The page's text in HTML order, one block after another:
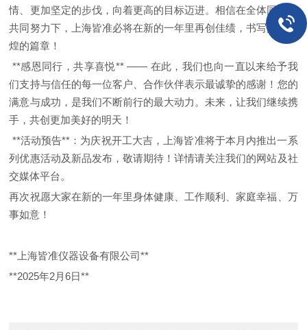
情、更加坚定的步伐，向着更高的目标迈进。相信在全体同仁的
共同努力下，上海皆准必将在新的一年里再创佳绩，书写更加辉
煌的篇章！
**感恩同行，共享喜悦** —— 在此，我们也向一直以来给予我
们支持与信任的每一位客户、合作伙伴表示最诚挚的感谢！您的
满意与成功，是我们不断前行的最大动力。未来，让我们继续携
手，共创更加美好的明天！
**活动预告** ：为庆祝开工大吉，上海皆准将于本月内推出一系
列优惠活动及新品发布，敬请期待！详情请关注我们的网站及社
交媒体平台。
再次祝愿大家在新的一年里身体健康、工作顺利、家庭幸福、万
事如意！
** 上海皆准仪器设备有限公司**
**2025年2月6日**